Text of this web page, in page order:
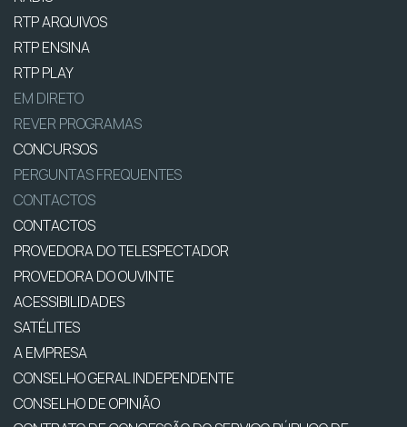
RTP ARQUIVOS
RTP ENSINA
RTP PLAY
EM DIRETO
REVER PROGRAMAS
CONCURSOS
PERGUNTAS FREQUENTES
CONTACTOS
CONTACTOS
PROVEDORA DO TELESPECTADOR
PROVEDORA DO OUVINTE
ACESSIBILIDADES
SATÉLITES
A EMPRESA
CONSELHO GERAL INDEPENDENTE
CONSELHO DE OPINIÃO